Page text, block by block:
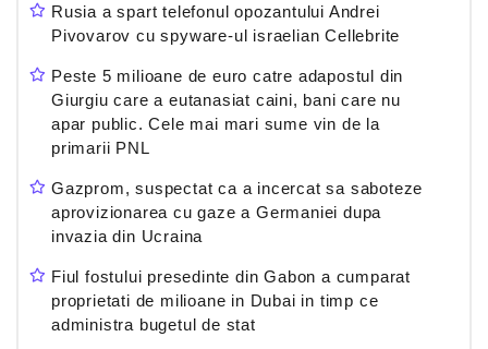
Rusia a spart telefonul opozantului Andrei
Pivovarov cu spyware-ul israelian Cellebrite
Peste 5 milioane de euro catre adapostul din
Giurgiu care a eutanasiat caini, bani care nu
apar public. Cele mai mari sume vin de la
primarii PNL
Gazprom, suspectat ca a incercat sa saboteze
aprovizionarea cu gaze a Germaniei dupa
invazia din Ucraina
Fiul fostului presedinte din Gabon a cumparat
proprietati de milioane in Dubai in timp ce
administra bugetul de stat